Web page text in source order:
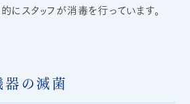
にスタッフが消毒を行っています。
の滅菌